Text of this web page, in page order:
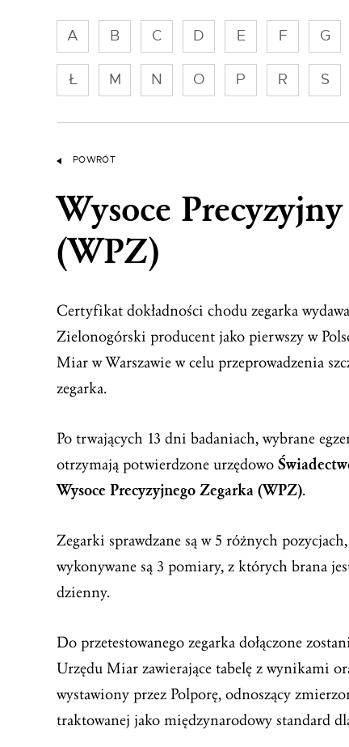
A B C D E F G
Ł M N O P R S
POWRÓT
Wysoce
(WPZ)
Certyfikat dokładności chodu zegarka
Zielonogórski producent jako pierwszy w
Miar w Warszawie w celu przeprowadzenia
zegarka.
Po trwających 13 dni badaniach, wybrane
otrzymają potwierdzone urzędowo
Wysoce Precyzyjnego Zegarka (WPZ).
Zegarki sprawdzane są w 5 różnych
wykonywane są 3 pomiary, z których brana
dzienny.
Do przetestowanego zegarka dołączone
Urzędu Miar zawierające tabelę z wynikami
wystawiony przez Polporę, odnoszący
traktowanej jako międzynarodowy standard